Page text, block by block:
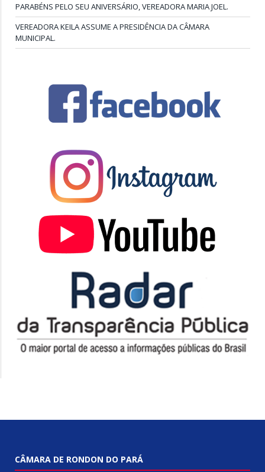
PARABÉNS PELO SEU ANIVERSÁRIO, VEREADORA MARIA JOEL.
VEREADORA KEILA ASSUME A PRESIDÊNCIA DA CÂMARA
MUNICIPAL.
CÂMARA DE RONDON DO PARÁ